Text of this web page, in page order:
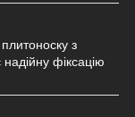
з
фіксацію